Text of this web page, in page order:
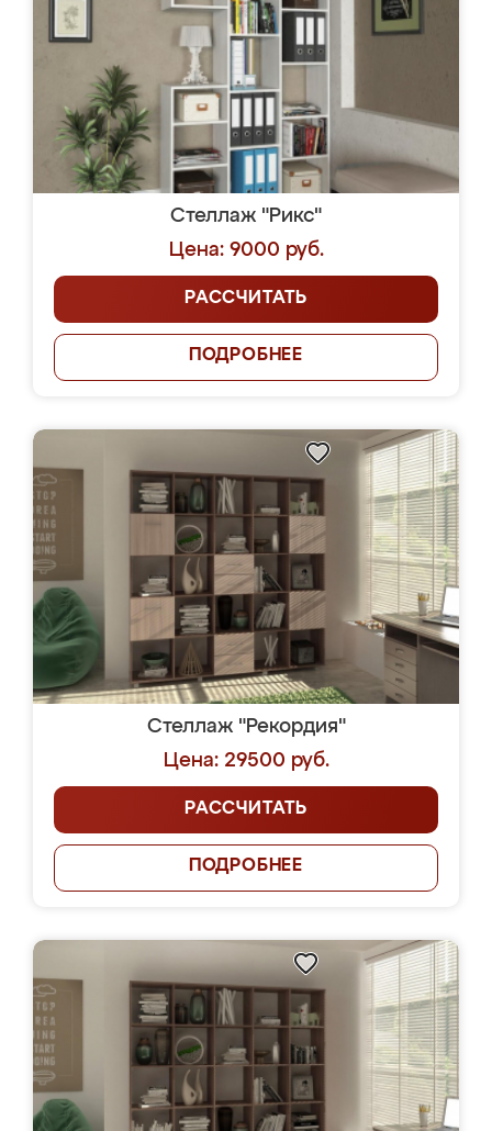
Стеллаж "Рикс"
Цена: 9000 руб.
РАССЧИТАТЬ
ПОДРОБНЕЕ
Стеллаж "Рекордия"
Цена: 29500 руб.
РАССЧИТАТЬ
ПОДРОБНЕЕ